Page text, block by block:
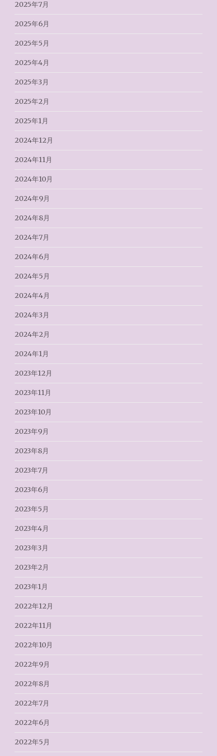
2025年7月
2025年6月
2025年5月
2025年4月
2025年3月
2025年2月
2025年1月
2024年12月
2024年11月
2024年10月
2024年9月
2024年8月
2024年7月
2024年6月
2024年5月
2024年4月
2024年3月
2024年2月
2024年1月
2023年12月
2023年11月
2023年10月
2023年9月
2023年8月
2023年7月
2023年6月
2023年5月
2023年4月
2023年3月
2023年2月
2023年1月
2022年12月
2022年11月
2022年10月
2022年9月
2022年8月
2022年7月
2022年6月
2022年5月